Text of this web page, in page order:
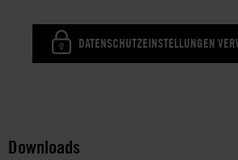
DATENSCHUTZEINSTELLUNGEN
Downloads